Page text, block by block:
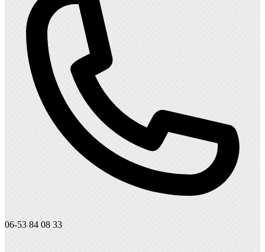
06-53 84 08 33